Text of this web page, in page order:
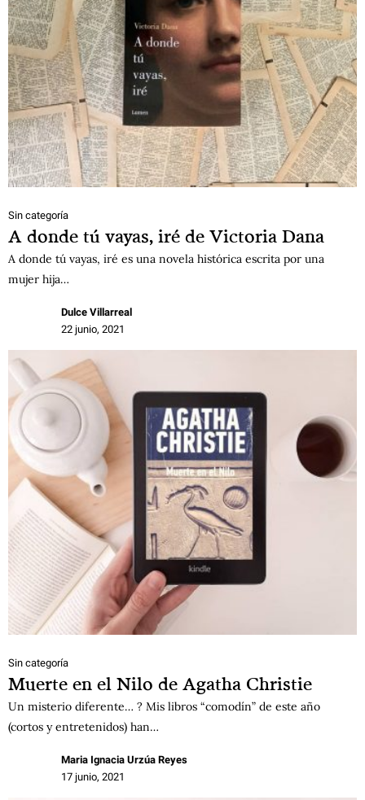
Sin categoría
A donde tú vayas, iré de Victoria Dana
A donde tú vayas, iré es una novela histórica escrita por una
mujer hija…
Dulce Villarreal
22 junio, 2021
Sin categoría
Muerte en el Nilo de Agatha Christie
Un misterio diferente… ? Mis libros “comodín” de este año
(cortos y entretenidos) han…
Maria Ignacia Urzúa Reyes
17 junio, 2021